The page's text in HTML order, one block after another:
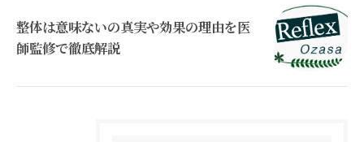
整体は意味ないの真実や効果の理由を医
師監修で徹底解説